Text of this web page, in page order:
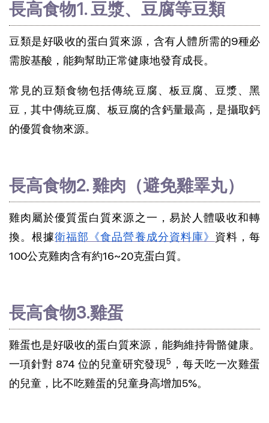
長高食物1. 豆漿、豆腐等豆類
豆類是好吸收的蛋白質來源，含有人體所需的9種必
需胺基酸，能夠幫助正常健康地發育成長。
常見的豆類食物包括傳統豆腐、板豆腐、豆漿、黑
豆，其中傳統豆腐、板豆腐的含鈣量最高，是攝取鈣
的優質食物來源。
長高食物2. 雞肉（避免雞睪丸）
雞肉屬於優質蛋白質來源之一，易於人體吸收和轉
換。根據衛福部《食品營養成分資料庫》 資料，每
100公克雞肉含有約16~20克蛋白質。
長高食物3.雞蛋
雞蛋也是好吸收的蛋白質來源，能夠維持骨骼健康。
一項針對 874 位的兒童研究發現5
，每天吃一次雞蛋
的兒童，比不吃雞蛋的兒童身高增加5%。